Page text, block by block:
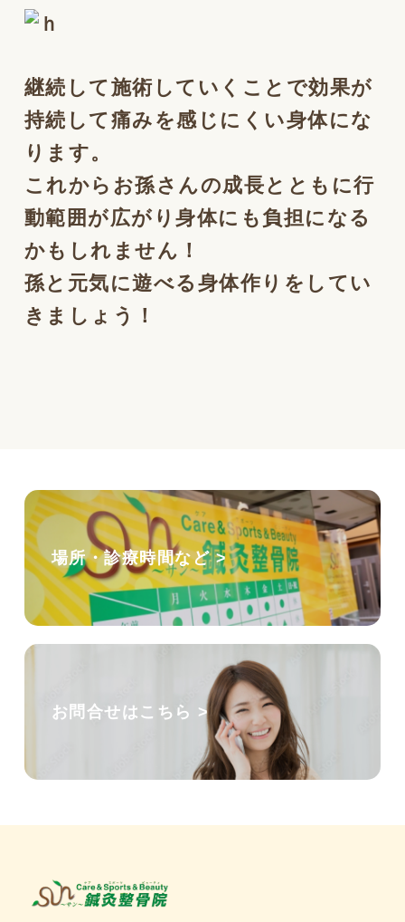
継続して施術していくことで効果が
持続して痛みを感じにくい身体にな
ります。
これからお孫さんの成長とともに行
動範囲が広がり身体にも負担になる
かもしれません！
孫と元気に遊べる身体作りをしてい
きましょう！
場所・診療時間など >
お問合せはこちら >